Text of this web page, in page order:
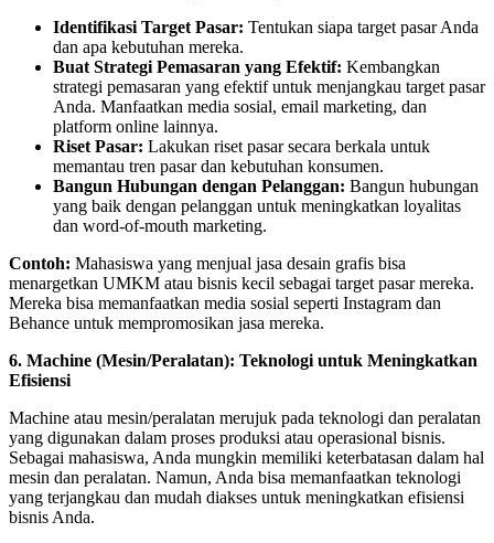
Identifikasi Target Pasar: Tentukan siapa target pasar Anda
dan apa kebutuhan mereka.
Buat Strategi Pemasaran yang Efektif: Kembangkan
strategi pemasaran yang efektif untuk menjangkau target pasar
Anda. Manfaatkan media sosial, email marketing, dan
platform online lainnya.
Riset Pasar: Lakukan riset pasar secara berkala untuk
memantau tren pasar dan kebutuhan konsumen.
Bangun Hubungan dengan Pelanggan: Bangun hubungan
yang baik dengan pelanggan untuk meningkatkan loyalitas
dan word-of-mouth marketing.
Contoh: Mahasiswa yang menjual jasa desain grafis bisa
menargetkan UMKM atau bisnis kecil sebagai target pasar mereka.
Mereka bisa memanfaatkan media sosial seperti Instagram dan
Behance untuk mempromosikan jasa mereka.
6. Machine (Mesin/Peralatan): Teknologi untuk Meningkatkan
Efisiensi
Machine atau mesin/peralatan merujuk pada teknologi dan peralatan
yang digunakan dalam proses produksi atau operasional bisnis.
Sebagai mahasiswa, Anda mungkin memiliki keterbatasan dalam hal
mesin dan peralatan. Namun, Anda bisa memanfaatkan teknologi
yang terjangkau dan mudah diakses untuk meningkatkan efisiensi
bisnis Anda.